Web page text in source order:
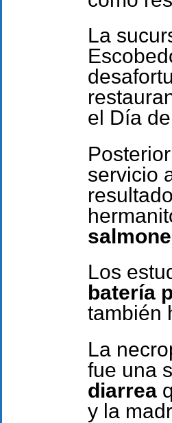
La
el Día
servicio
Los
batería
también
La
fue una
diarrea
y la